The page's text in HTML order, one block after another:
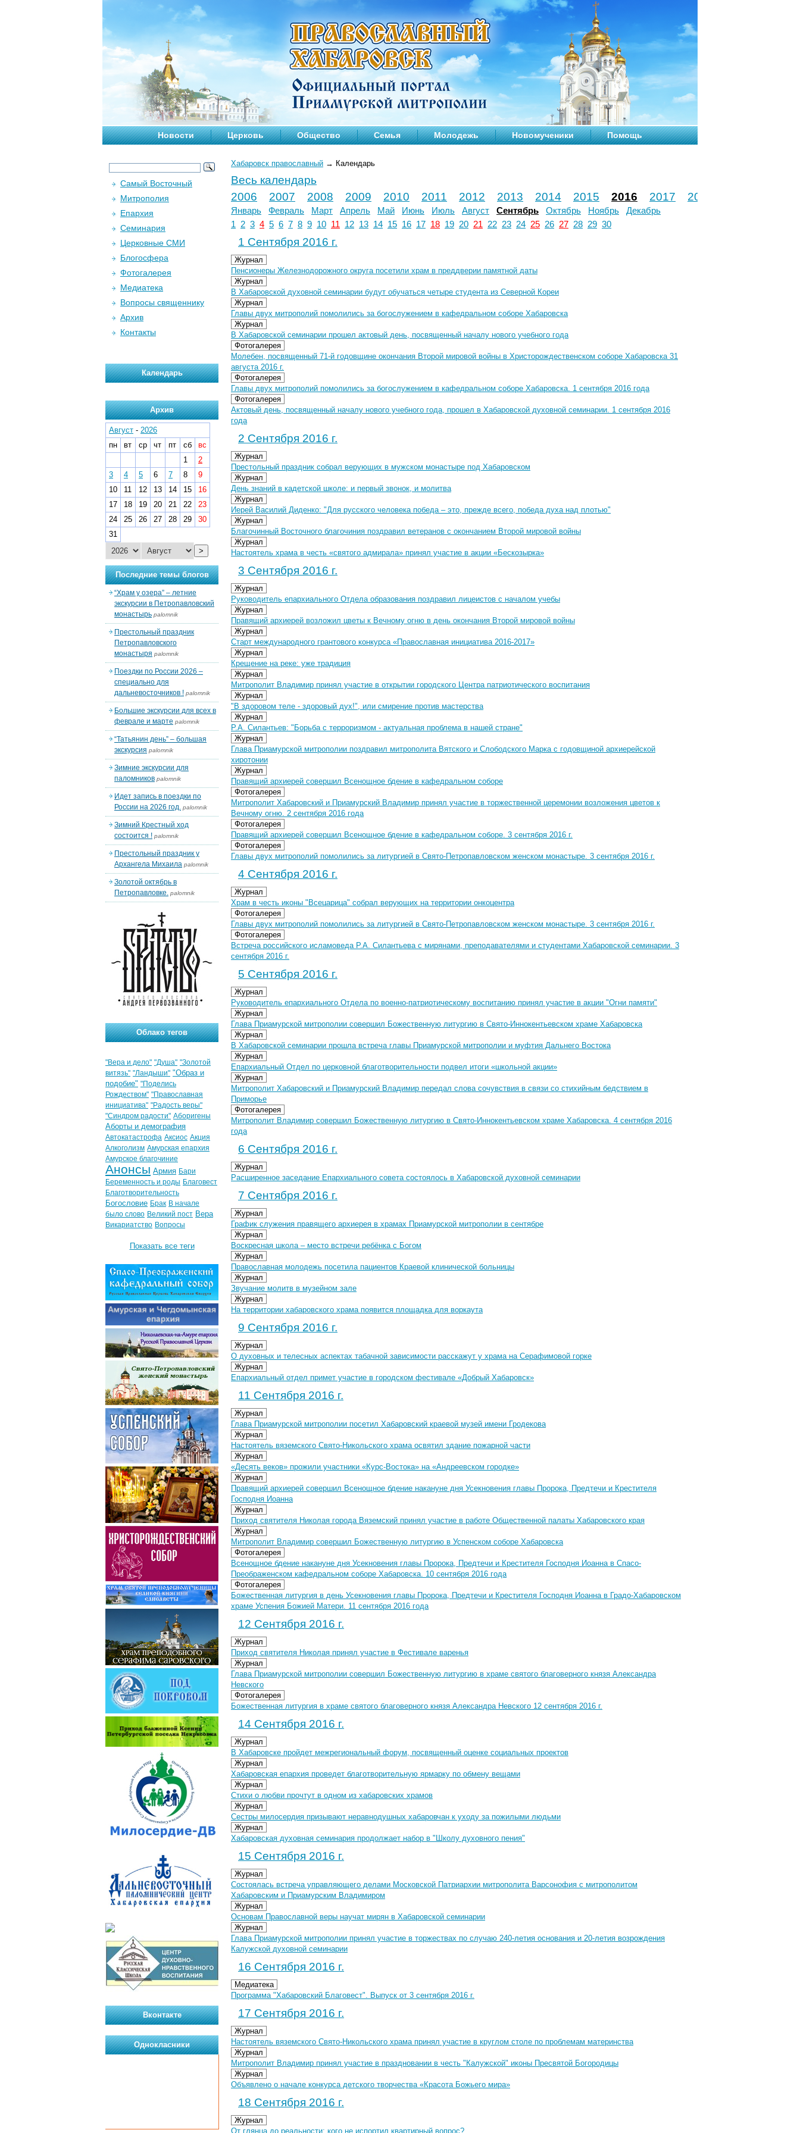
Новости Церковь Общество Семья Молодежь Новомученики Помощь
Хабаровск православный → Календарь
Весь календарь
2006
2007 2008 2009 2010 2011 2012 2013 2014 2015 2016 2017 2018
Январь Февраль Март Апрель Май Июнь Июль Август Сентябрь Октябрь Ноябрь
Декабрь
1
2 3 4 5 6 7 8 9 10 11 12 13 14 15 16 17 18 19 20 21 22 23 24 25 26 27 28 29 30
1 Сентября 2016 г.
Журнал
Пенсионеры Железнодорожного округа посетили храм в преддверии памятной даты
Журнал
В Хабаровской духовной семинарии будут обучаться четыре студента из Северной Кореи
Журнал
Главы двух митрополий помолились за богослужением в кафедральном соборе Хабаровска
Журнал
В Хабаровской семинарии прошел актовый день, посвященный началу нового учебного года
Фотогалерея
Молебен, посвященный 71-й годовщине окончания Второй мировой войны в Христорождественском соборе Хабаровска 31
августа 2016 г.
Фотогалерея
Главы двух митрополий помолились за богослужением в кафедральном соборе Хабаровска. 1 сентября 2016 года
Фотогалерея
Актовый день, посвященный началу нового учебного года, прошел в Хабаровской духовной семинарии. 1 сентября 2016
года
2 Сентября 2016 г.
Журнал
Престольный праздник собрал верующих в мужском монастыре под Хабаровском
Журнал
День знаний в кадетской школе: и первый звонок, и молитва
Журнал
Иерей Василий Диденко: "Для русского человека победа – это, прежде всего, победа духа над плотью"
Журнал
Благочинный Восточного благочиния поздравил ветеранов с окончанием Второй мировой войны
Журнал
Настоятель храма в честь «святого адмирала» принял участие в акции «Бескозырка»
3 Сентября 2016 г.
Журнал
Руководитель епархиального Отдела образования поздравил лицеистов с началом учебы
Журнал
Правящий архиерей возложил цветы к Вечному огню в день окончания Второй мировой войны
Журнал
Старт международного грантового конкурса «Православная инициатива 2016-2017»
Журнал
Крещение на реке: уже традиция
Журнал
Митрополит Владимир принял участие в открытии городского Центра патриотического воспитания
Журнал
"В здоровом теле - здоровый дух!", или смирение против мастерства
Журнал
Р.А. Силантьев: "Борьба с терроризмом - актуальная проблема в нашей стране"
Журнал
Глава Приамурской митрополии поздравил митрополита Вятского и Слободского Марка с годовщиной архиерейской
хиротонии
Журнал
Правящий архиерей совершил Всенощное бдение в кафедральном соборе
Фотогалерея
Митрополит Хабаровский и Приамурский Владимир принял участие в торжественной церемонии возложения цветов к
Вечному огню. 2 сентября 2016 года
Фотогалерея
Правящий архиерей совершил Всенощное бдение в кафедральном соборе. 3 сентября 2016 г.
Фотогалерея
Главы двух митрополий помолились за литургией в Свято-Петропавловском женском монастыре. 3 сентября 2016 г.
4 Сентября 2016 г.
Журнал
Храм в честь иконы "Всецарица" собрал верующих на территории онкоцентра
Фотогалерея
Главы двух митрополий помолились за литургией в Свято-Петропавловском женском монастыре. 3 сентября 2016 г.
Фотогалерея
Встреча российского исламоведа Р.А. Силантьева с мирянами, преподавателями и студентами Хабаровской семинарии. 3
сентября 2016 г.
5 Сентября 2016 г.
Журнал
Руководитель епархиального Отдела по военно-патриотическому воспитанию принял участие в акции "Огни памяти"
Журнал
Глава Приамурской митрополии совершил Божественную литургию в Свято-Иннокентьевском храме Хабаровска
Журнал
В Хабаровской семинарии прошла встреча главы Приамурской митрополии и муфтия Дальнего Востока
Журнал
Епархиальный Отдел по церковной благотворительности подвел итоги «школьной акции»
Журнал
Митрополит Хабаровский и Приамурский Владимир передал слова сочувствия в связи со стихийным бедствием в
Приморье
Фотогалерея
Митрополит Владимир совершил Божественную литургию в Свято-Иннокентьевском храме Хабаровска. 4 сентября 2016
года
6 Сентября 2016 г.
Журнал
Расширенное заседание Епархиального совета состоялось в Хабаровской духовной семинарии
7 Сентября 2016 г.
Журнал
График служения правящего архиерея в храмах Приамурской митрополии в сентябре
Журнал
Воскресная школа – место встречи ребёнка с Богом
Журнал
Православная молодежь посетила пациентов Краевой клинической больницы
Журнал
Звучание молитв в музейном зале
Журнал
На территории хабаровского храма появится площадка для воркаута
9 Сентября 2016 г.
Журнал
О духовных и телесных аспектах табачной зависимости расскажут у храма на Серафимовой горке
Журнал
Епархиальный отдел примет участие в городском фестивале «Добрый Хабаровск»
11 Сентября 2016 г.
Журнал
Глава Приамурской митрополии посетил Хабаровский краевой музей имени Гродекова
Журнал
Настоятель вяземского Свято-Никольского храма освятил здание пожарной части
Журнал
«Десять веков» прожили участники «Курс-Востока» на «Андреевском городке»
Журнал
Правящий архиерей совершил Всенощное бдение накануне дня Усекновения главы Пророка, Предтечи и Крестителя
Господня Иоанна
Журнал
Приход святителя Николая города Вяземский принял участие в работе Общественной палаты Хабаровского края
Журнал
Митрополит Владимир совершил Божественную литургию в Успенском соборе Хабаровска
Фотогалерея
Всенощное бдение накануне дня Усекновения главы Пророка, Предтечи и Крестителя Господня Иоанна в Спасо-
Преображенском кафедральном соборе Хабаровска. 10 сентября 2016 года
Фотогалерея
Божественная литургия в день Усекновения главы Пророка, Предтечи и Крестителя Господня Иоанна в Градо-Хабаровском
храме Успения Божией Матери. 11 сентября 2016 года
12 Сентября 2016 г.
Журнал
Приход святителя Николая принял участие в Фестивале варенья
Журнал
Глава Приамурской митрополии совершил Божественную литургию в храме святого благоверного князя Александра
Невского
Фотогалерея
Божественная литургия в храме святого благоверного князя Александра Невского 12 сентября 2016 г.
14 Сентября 2016 г.
Журнал
В Хабаровске пройдет межрегиональный форум, посвященный оценке социальных проектов
Журнал
Хабаровская епархия проведет благотворительную ярмарку по обмену вещами
Журнал
Стихи о любви прочтут в одном из хабаровских храмов
Журнал
Сестры милосердия призывают неравнодушных хабаровчан к уходу за пожилыми людьми
Журнал
Хабаровская духовная семинария продолжает набор в "Школу духовного пения"
15 Сентября 2016 г.
Журнал
Состоялась встреча управляющего делами Московской Патриархии митрополита Варсонофия с митрополитом
Хабаровским и Приамурским Владимиром
Журнал
Основам Православной веры научат мирян в Хабаровской семинарии
Журнал
Глава Приамурской митрополии принял участие в торжествах по случаю 240-летия основания и 20-летия возрождения
Калужской духовной семинарии
16 Сентября 2016 г.
Медиатека
Программа "Хабаровский Благовест". Выпуск от 3 сентября 2016 г.
17 Сентября 2016 г.
Журнал
Настоятель вяземского Свято-Никольского храма принял участие в круглом столе по проблемам материнства
Журнал
Митрополит Владимир принял участие в праздновании в честь "Калужской" иконы Пресвятой Богородицы
Журнал
Объявлено о начале конкурса детского творчества «Красота Божьего мира»
18 Сентября 2016 г.
Журнал
От глянца до реальности: кого не испортил квартирный вопрос?
Самый Восточный
Митрополия
Епархия
Семинария
Церковные СМИ
Блогосфера
Фотогалерея
Медиатека
Вопросы священнику
Архив
Контакты
Календарь
Архив
Август - 2026
пн
вт ср чт пт сб
вс
1
2
3
4 5 6 7 8
9
10
11 12 13 14 15
16
17
18 19 20 21 22
23
24
25 26 27 28 29
30
31
>
Последние темы блогов
“Храм у озера” – летние
экскурсии в Петропавловский
монастырь palomnik
Престольный праздник
Петропавловского
монастыря palomnik
Поездки по России 2026 –
специально для
дальневосточников ! palomnik
Большие экскурсии для всех в
феврале и марте palomnik
“Татьянин день” – большая
экскурсия palomnik
Зимние экскурсии для
паломников palomnik
Идет запись в поездки по
России на 2026 год. palomnik
Зимний Крестный ход
состоится ! palomnik
Престольный праздник у
Архангела Михаила palomnik
Золотой октябрь в
Петропавловке. palomnik
Облако тегов
"Вера и дело" "Душа" "Золотой
витязь" "Ландыши" "Образ и
подобие" "Поделись
Рождеством" "Православная
инициатива" "Радость веры"
"Синдром радости" Аборигены
Аборты и демография
Автокатастрофа Аксиос Акция
Алкоголизм Амурская епархия
Амурское благочиние
Анонсы Армия Бари
Беременность и роды Благовест
Благотворительность
Богословие Брак В начале
было слово Великий пост Вера
Викариатство Вопросы
Показать все теги
Вконтакте
Однокласники